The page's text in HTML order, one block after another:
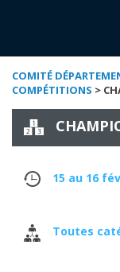
COMITÉ
COMPÉTITIONS >
15 au 16
Toutes